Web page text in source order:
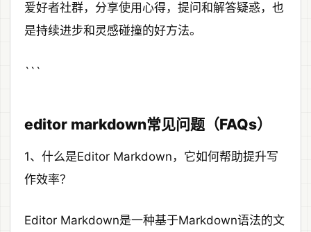
爱好者社群，分享使用心得，提问和解答疑惑，也
是持续进步和灵感碰撞的好方法。
```
editor markdown常见问题（FAQs）
1、什么是Editor Markdown，它如何帮助提升写
作效率？
Editor Markdown是一种基于Markdown语法的文